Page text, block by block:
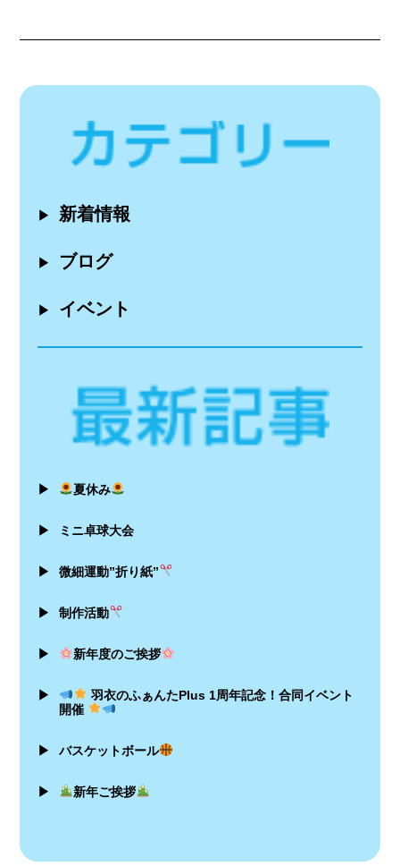
▶ 新着情報
▶ ブログ
▶ イベント
▶ 夏休み
▶ ミニ卓球大会
▶ 微細運動”折り紙”
▶ 制作活動
▶ 新年度のご挨拶
▶
羽衣のふぁんたPlus 1周年記念！合同イベント
開催
▶ バスケットボール
▶ 新年ご挨拶